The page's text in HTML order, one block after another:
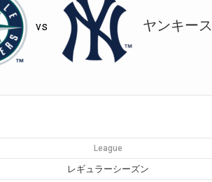
vs ヤンキース
League
レギュラーシーズン